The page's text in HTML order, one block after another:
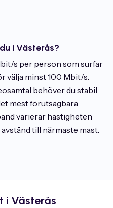
i Västerås?
s per person som surfar
välja minst 100 Mbit/s.
behöver du stabil
mest förutsägbara
varierar hastigheten
till närmaste mast.
i Västerås